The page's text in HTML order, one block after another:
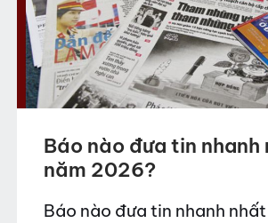
Báo nào đưa tin nhanh
năm 2026?
Báo nào đưa tin nhanh